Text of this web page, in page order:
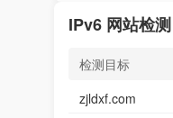
IPv6 网站检测
检测目标
zjldxf.com